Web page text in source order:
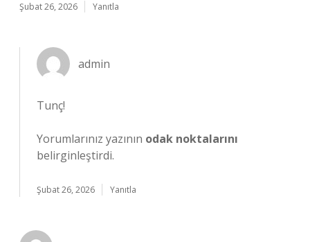
Şubat 26, 2026 Yanıtla
admin
Tunç!
Yorumlarınız yazının odak noktalarını
belirginleştirdi.
Şubat 26, 2026 Yanıtla